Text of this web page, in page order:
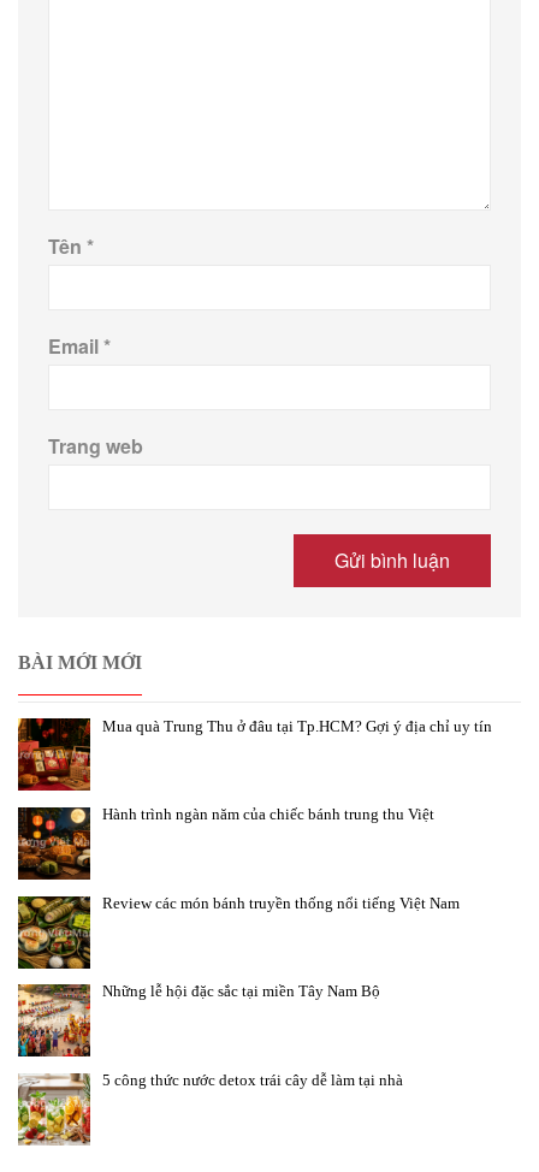
Tên *
Email*
Trang web
BÀI MỚI MỚI
Mua quà Trung Thu ở đâu tại Tp.HCM? Gợi ý địa chỉ uy tín
Hành trình ngàn năm của chiếc bánh trung thu Việt
Review các món bánh truyền thống nổi tiếng Việt Nam
Những lễ hội đặc sắc tại miền Tây Nam Bộ
5 công thức nước detox trái cây dễ làm tại nhà